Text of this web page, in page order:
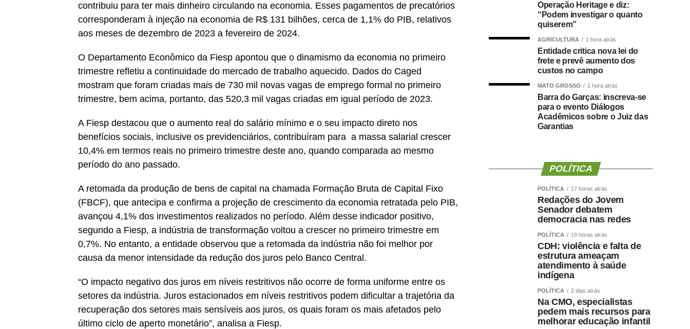
contribuiu para ter mais dinheiro circulando na economia. Esses pagamentos de precatórios
corresponderam à injeção na economia de R$ 131 bilhões, cerca de 1,1% do PIB, relativos
aos meses de dezembro de 2023 a fevereiro de 2024.
O Departamento Econômico da Fiesp apontou que o dinamismo da economia no primeiro
trimestre refletiu a continuidade do mercado de trabalho aquecido. Dados do Caged
mostram que foram criadas mais de 730 mil novas vagas de emprego formal no primeiro
trimestre, bem acima, portanto, das 520,3 mil vagas criadas em igual período de 2023.
A Fiesp destacou que o aumento real do salário mínimo e o seu impacto direto nos
benefícios sociais, inclusive os previdenciários, contribuíram para a massa salarial crescer
10,4% em termos reais no primeiro trimestre deste ano, quando comparada ao mesmo
período do ano passado.
A retomada da produção de bens de capital na chamada Formação Bruta de Capital Fixo
(FBCF), que antecipa e confirma a projeção de crescimento da economia retratada pelo PIB,
avançou 4,1% dos investimentos realizados no período. Além desse indicador positivo,
segundo a Fiesp, a indústria de transformação voltou a crescer no primeiro trimestre em
0,7%. No entanto, a entidade observou que a retomada da indústria não foi melhor por
causa da menor intensidade da redução dos juros pelo Banco Central.
“O impacto negativo dos juros em níveis restritivos não ocorre de forma uniforme entre os
setores da indústria. Juros estacionados em níveis restritivos podem dificultar a trajetória da
recuperação dos setores mais sensíveis aos juros, os quais foram os mais afetados pelo
último ciclo de aperto monetário”, analisa a Fiesp.
Operação Heritage e diz:
“Podem investigar o quanto
quiserem”
AGRICULTURA 1 hora atrás
Entidade critica nova lei do
frete e prevê aumento dos
custos no campo
MATO GROSSO 1 hora atrás
Barra do Garças: inscreva-se
para o evento Diálogos
Acadêmicos sobre o Juiz das
Garantias
POLÍTICA
POLÍTICA 17 horas atrás
Redações do Jovem
Senador debatem
democracia nas redes
POLÍTICA 19 horas atrás
CDH: violência e falta de
estrutura ameaçam
atendimento à saúde
indígena
POLÍTICA 2 dias atrás
Na CMO, especialistas
pedem mais recursos para
melhorar educação infantil